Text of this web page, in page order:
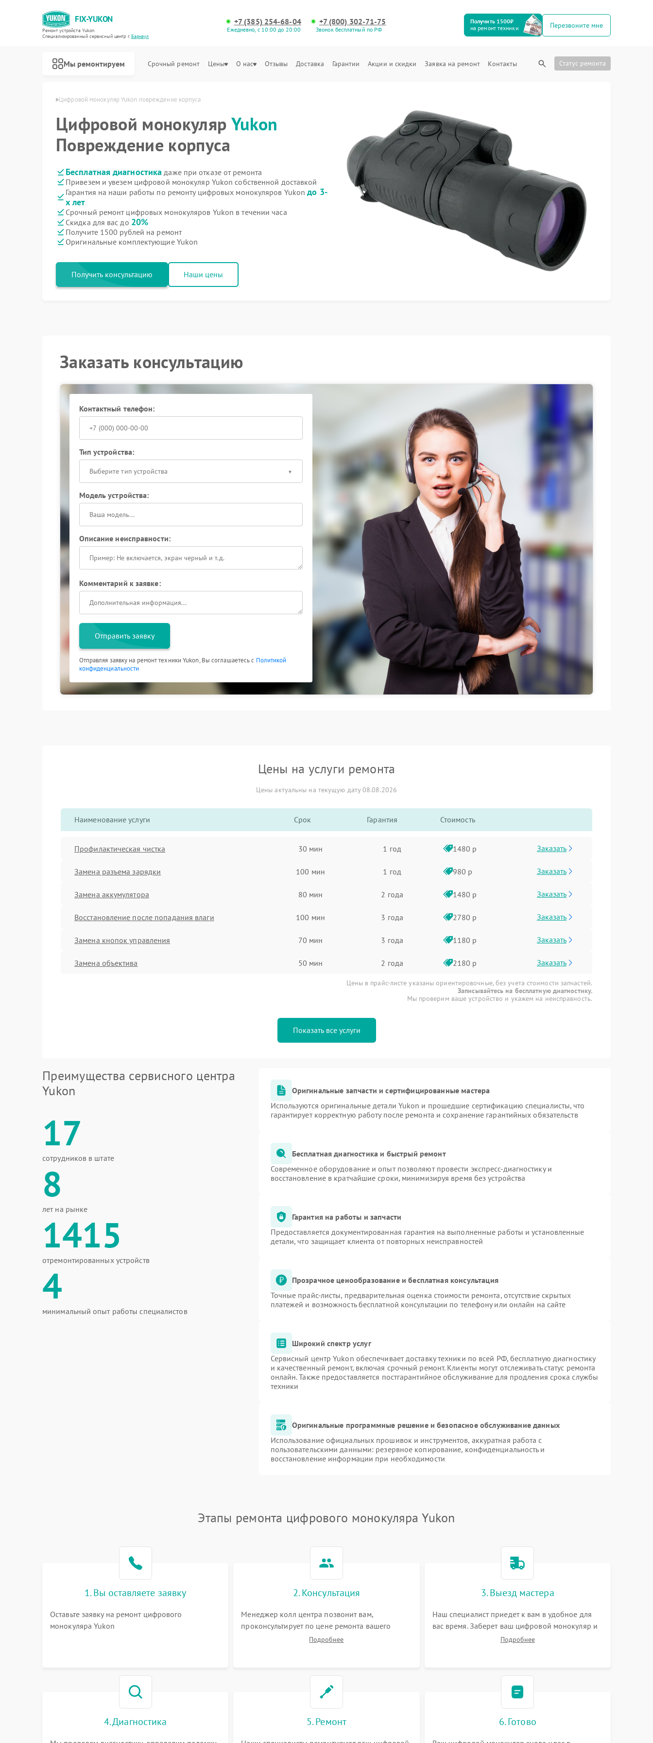
FIX-YUKON
Ремонт устройств Yukon
Специализированный cервисный центр г.Барнаул
+7 (385) 254-68-04
Ежедневно, с 10:00 до 20:00
+7 (800) 302-71-75
Звонок бесплатный по РФ
Получить 1500₽
на ремонт техники
Перезвоните мне
Мы ремонтируем Срочный ремонт Цены О нас Отзывы Доставка Гарантии Акции и скидки Заявка на ремонт Контакты Статус ремонта
Yukon в Барнауле Цифровой монокуляр Yukon повреждение корпуса
Цифровой монокуляр Yukon
Повреждение корпуса
Бесплатная диагностика даже при отказе от ремонта
Привезем и увезем цифровой монокуляр Yukon собственной доставкой
Гарантия на наши работы по ремонту цифровых монокуляров Yukonдо 3-
х лет
Срочный ремонт цифровых монокуляров Yukon в течении часа
Скидка для вас до 20%
Получите 1500 рублей на ремонт
Оригинальные комплектующие Yukon
Получить консультацию Наши цены
Заказать консультацию
Контактный телефон:
Тип устройства:
Выберите тип устройства
Модель устройства:
Описание неисправности:
Комментарий к заявке:
Отправить заявку
Отправляя заявку на ремонт техники Yukon, Вы соглашаетесь с Политикой
конфиденциальности
Цены на услуги ремонта
Цены актуальны на текущую дату 08.08.2026
Наименование услуги Срок Гарантия Стоимость
Профилактическая чистка 30 мин 1 год 1480 р Заказать
Замена разъема зарядки 100 мин 1 год 980 р Заказать
Замена аккумулятора 80 мин 2 года 1480 р Заказать
Восстановление после попадания влаги 100 мин 3 года 2780 р Заказать
Замена кнопок управления 70 мин 3 года 1180 р Заказать
Замена объектива 50 мин 2 года 2180 р Заказать
Цены в прайс-листе указаны ориентировочные, без учета стоимости запчастей.
Записывайтесь на бесплатную диагностику.
Мы проверим ваше устройство и укажем на неисправность.
Показать все услуги
Преимущества сервисного центра
Yukon
17
сотрудников в штате
8
лет на рынке
1415
отремонтированных устройств
4
минимальный опыт работы специалистов
Оригинальные запчасти и сертифицированные мастера
Используются оригинальные детали Yukon и прошедшие сертификацию специалисты, что
гарантирует корректную работу после ремонта и сохранение гарантийных обязательств
Бесплатная диагностика и быстрый ремонт
Современное оборудование и опыт позволяют провести экспресс-диагностику и
восстановление в кратчайшие сроки, минимизируя время без устройства
Гарантия на работы и запчасти
Предоставляется документированная гарантия на выполненные работы и установленные
детали, что защищает клиента от повторных неисправностей
Прозрачное ценообразование и бесплатная консультация
Точные прайс-листы, предварительная оценка стоимости ремонта, отсутствие скрытых
платежей и возможность бесплатной консультации по телефону или онлайн на сайте
Широкий спектр услуг
Сервисный центр Yukon обеспечивает доставку техники по всей РФ, бесплатную диагностику
и качественный ремонт, включая срочный ремонт. Клиенты могут отслеживать статус ремонта
онлайн. Также предоставляется постгарантийное обслуживание для продления срока службы
техники
Оригинальные программные решение и безопасное обслуживание данных
Использование официальных прошивок и инструментов, аккуратная работа с
пользовательскими данными: резервное копирование, конфиденциальность и
восстановление информации при необходимости
Этапы ремонта цифрового монокуляра Yukon
1. Вы оставляете заявку
Оставьте заявку на ремонт цифрового
монокуляра Yukon
2. Консультация
Менеджер колл центра позвонит вам,
проконсультирует по цене ремонта вашего
цифрового монокуляра а также ответит на все
Подробнее
3. Выезд мастера
Наш специалист приедет к вам в удобное для
вас время. Заберет ваш цифровой монокуляр и
привезет на склад для диагностики.
Подробнее
4. Диагностика 5. Ремонт 6. Готово